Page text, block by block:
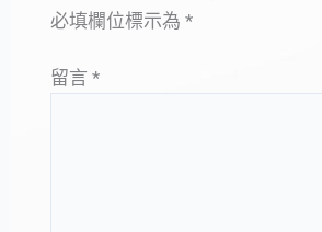
必填欄位標示為 *
留言 *